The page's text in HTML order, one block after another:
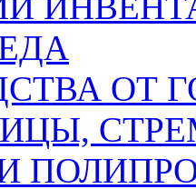
ОТ